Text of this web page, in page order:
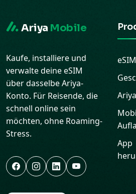
Ariya Mobile
Kaufe, installiere und
verwalte deine eSIM
über dasselbe Ariya-
Konto. Für Reisende, die
schnell online sein
möchten, ohne Roaming-
Stress.
App